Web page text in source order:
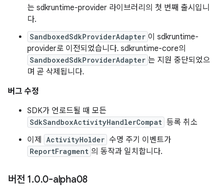
는 sdkruntime-provider 라이브러리의 첫 번째 출시입니
다.
SandboxedSdkProviderAdapter 이 sdkruntime-
provider로 이전되었습니다. sdkruntime-core의
SandboxedSdkProviderAdapter 는 지원 중단되었으
며 곧 삭제됩니다.
버그 수정
SDK가 언로드될 때 모든
SdkSandboxActivityHandlerCompat 등록 취소
이제
ActivityHolder 수명 주기 이벤트가
ReportFragment 의 동작과 일치합니다.
버전 1.0.0-alpha08